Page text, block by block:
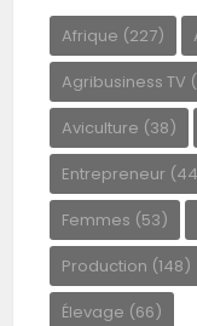
Afrique (227)
Agribusiness TV
Aviculture (38)
Entrepreneur
Femmes (53)
Production (148)
Élevage (66)